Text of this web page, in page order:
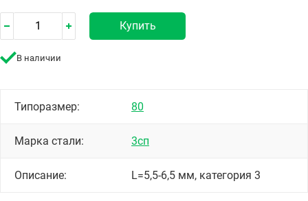
Купить
В наличии
Типоразмер: 80
Марка стали: 3сп
Описание: L=5,5-6,5 мм, категория 3